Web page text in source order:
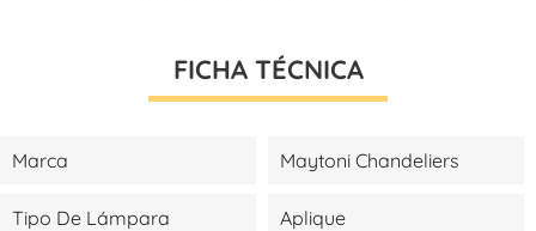
FICHA TÉCNICA
Marca Maytoni Chandeliers
Tipo De Lámpara Aplique